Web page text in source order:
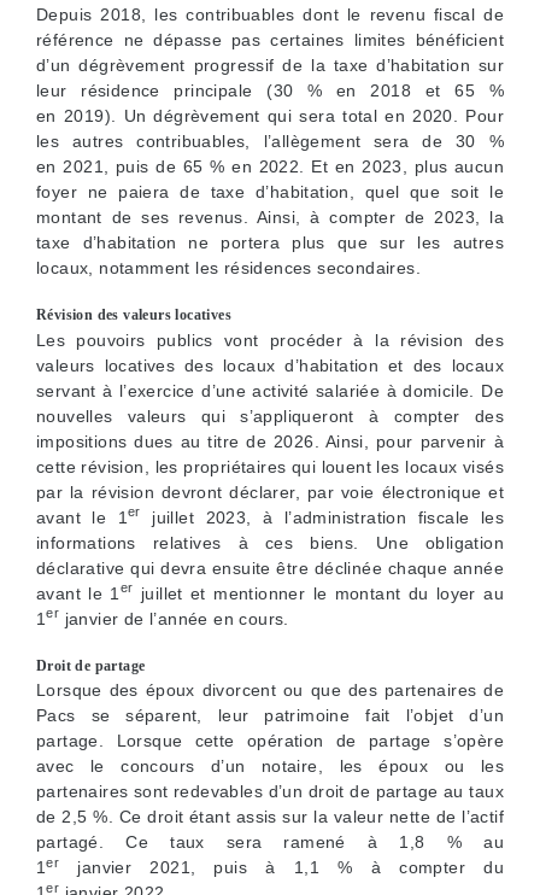
Depuis 2018, les contribuables dont le revenu fiscal de
référence ne dépasse pas certaines limites bénéficient
d’un dégrèvement progressif de la taxe d’habitation sur
leur résidence principale (30 % en 2018 et 65 %
en 2019). Un dégrèvement qui sera total en 2020. Pour
les autres contribuables, l’allègement sera de 30 %
en 2021, puis de 65 % en 2022. Et en 2023, plus aucun
foyer ne paiera de taxe d’habitation, quel que soit le
montant de ses revenus. Ainsi, à compter de 2023, la
taxe d’habitation ne portera plus que sur les autres
locaux, notamment les résidences secondaires.
Révision des valeurs locatives
Les pouvoirs publics vont procéder à la révision des
valeurs locatives des locaux d’habitation et des locaux
servant à l’exercice d’une activité salariée à domicile. De
nouvelles valeurs qui s’appliqueront à compter des
impositions dues au titre de 2026. Ainsi, pour parvenir à
cette révision, les propriétaires qui louent les locaux visés
par la révision devront déclarer, par voie électronique et
avant le 1er
juillet 2023, à l’administration fiscale les
informations relatives à ces biens. Une obligation
déclarative qui devra ensuite être déclinée chaque année
avant le 1 er
juillet et mentionner le montant du loyer au
1er janvier de l’année en cours.
Droit de partage
Lorsque des époux divorcent ou que des partenaires de
Pacs se séparent, leur patrimoine fait l’objet d’un
partage. Lorsque cette opération de partage s’opère
avec le concours d’un notaire, les époux ou les
partenaires sont redevables d’un droit de partage au taux
de 2,5 %. Ce droit étant assis sur la valeur nette de l’actif
partagé. Ce taux sera ramené à 1,8 % au
1er
janvier 2021, puis à 1,1 % à compter du
er